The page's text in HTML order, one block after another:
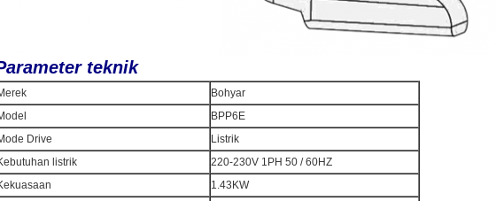
teknik
Bohyar
BPP6E
Drive
Listrik
listrik
220-230V 1PH 50 / 60HZ
1.43KW